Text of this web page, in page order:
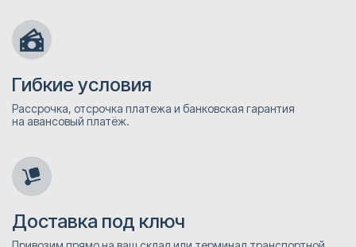
Гибкие условия
Рассрочка, отсрочка платежа и банковская гарантия
на авансовый платёж.
Доставка под ключ